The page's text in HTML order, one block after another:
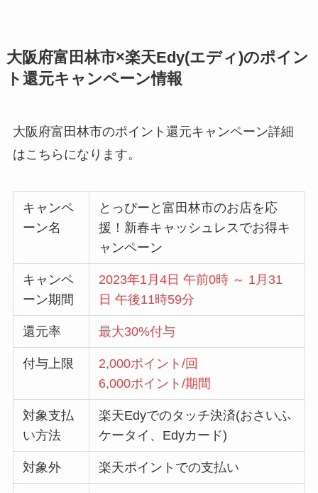
大阪府富田林市×楽天Edy(エディ)のポイン
ト還元キャンペーン情報
大阪府富田林市のポイント還元キャンペーン詳細
はこちらになります。
キャンペ
ーン名
とっぴーと富田林市のお店を応
援！新春キャッシュレスでお得キ
ャンペーン
キャンペ
ーン期間
2023年1月4日 午前0時 ～ 1月31
日 午後11時59分
還元率 最大30%付与
付与上限
2,000ポイント/回
6,000ポイント/期間
対象支払
い方法
楽天Edyでのタッチ決済(おさいふ
ケータイ、Edyカード)
対象外 楽天ポイントでの支払い